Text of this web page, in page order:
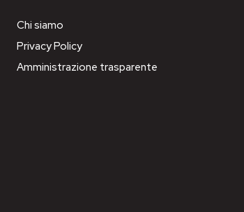
Chi siamo
Privacy Policy
Amministrazione trasparente